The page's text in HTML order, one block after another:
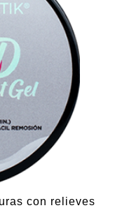
con relieves